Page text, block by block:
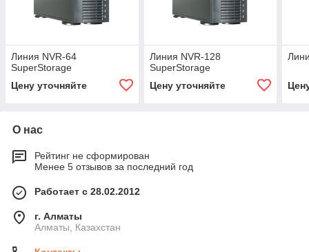
Линия NVR-64
SuperStorage
Цену уточняйте
Линия NVR-128
SuperStorage
Цену уточняйте
О нас
Рейтинг не сформирован
Менее 5 отзывов за последний год
Работает с 28.02.2012
г. Алматы
Алматы, Казахстан